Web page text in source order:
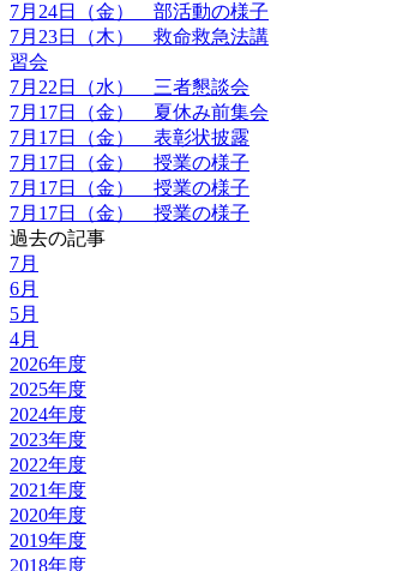
7月24日（金） 部活動の様子
7月23日（木） 救命救急法講
習会
7月22日（水） 三者懇談会
7月17日（金） 夏休み前集会
7月17日（金） 表彰状披露
7月17日（金） 授業の様子
7月17日（金） 授業の様子
7月17日（金） 授業の様子
過去の記事
7月
6月
5月
4月
2026年度
2025年度
2024年度
2023年度
2022年度
2021年度
2020年度
2019年度
2018年度